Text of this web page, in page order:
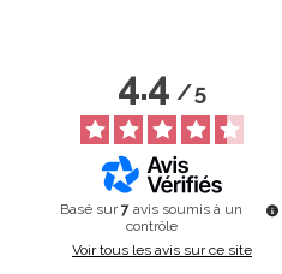
4.4/5
Basé sur7 avis soumis à un
contrôle
Voir tous les avis sur ce site